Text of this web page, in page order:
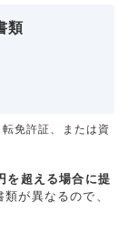
類
免許証、または資
を超える場合に提
が異なるので、